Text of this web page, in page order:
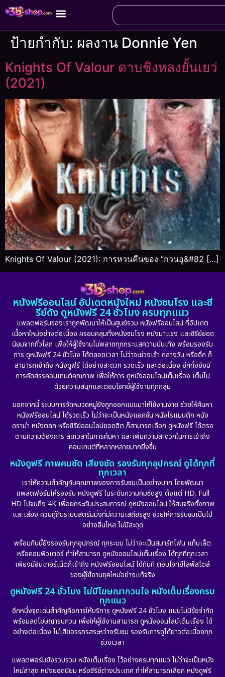
ป้ายกำกับ: ผลงาน Donnie Yen
Knights Of Valour ดาบชิงหลงยั้นเยว่
(2021)
Knights Of Valour (2021): การหวนคืนของ “กวนอู&#82 […]
หนังฟรีออนไลน์ อัปเดตหนังใหม่ หนังชนโรง และซี
รีย์ดัง ดูหนังฟรี 24 ชั่วโมง ครบทุกแนว
แพลตฟอร์มของเราถูกพัฒนาให้เป็นศูนย์รวม หนังฟรีออนไลน์ ที่อัปเดต
เนื้อหาใหม่อย่างต่อเนื่อง ครอบคลุมทั้งหนังชนโรง หนังมาแรง และซีรีย์ยอด
นิยมจากทั่วโลก เพื่อให้ผู้ใช้งานไม่พลาดทุกกระแสความบันเทิง พร้อมรองรับ
การ ดูหนังฟรี 24 ชั่วโมง ได้ตลอดเวลา ไม่ว่าจะช่วงเช้า กลางวัน หรือดึก ก็
สามารถเข้าถึง หนังดูฟรี ได้อย่างสะดวก รวดเร็ว และต่อเนื่อง อีกทั้งยังมี
การคัดสรรคอนเทนต์คุณภาพ เพื่อให้การ ดูหนังออนไลน์เต็มเรื่อง เต็มไป
ด้วยความสนุกและตอบโจทย์ผู้ใช้งานทุกกลุ่ม
นอกจากนี้ ระบบการจัดหมวดหมู่ยังถูกออกแบบมาให้ใช้งานง่าย ช่วยให้ค้นหา
หนังฟรีออนไลน์ ได้รวดเร็ว ไม่ว่าจะเป็นหนังแอคชั่น หนังโรแมนติก หนัง
ดราม่า หนังตลก หรือซีรีย์ออนไลน์ยอดฮิต ก็สามารถเลือก ดูหนังฟรี ได้ตรง
ตามความต้องการ ลดเวลาในการค้นหา และเพิ่มความสะดวกในการเข้าถึง
คอนเทนต์ที่หลากหลายมากยิ่งขึ้น
หนังดูฟรี ภาพคมชัด เสียงชัด รองรับทุกอุปกรณ์ ดูได้ทุกที่
ทุกเวลา
เราให้ความสำคัญกับคุณภาพของการรับชมเป็นอย่างมาก โดยพัฒนา
แพลตฟอร์มให้รองรับ หนังดูฟรี ในระดับความคมชัดสูง ตั้งแต่ HD, Full
HD ไปจนถึง 4K เพื่อยกระดับประสบการณ์ ดูหนังออนไลน์ ให้สมจริงทั้งภาพ
และเสียง ควบคู่กับระบบสตรีมมิ่งที่มีความเสถียรสูง ช่วยให้การรับชมเป็นไป
อย่างลื่นไหล ไม่มีสะดุด
พร้อมกันนี้ยังรองรับทุกอุปกรณ์ ทุกระบบ ไม่ว่าจะเป็นสมาร์ทโฟน แท็บเล็ต
หรือคอมพิวเตอร์ ทำให้สามารถ ดูหนังออนไลน์เต็มเรื่อง ได้ทุกที่ทุกเวลา
เพียงมีอินเทอร์เน็ตก็เข้าถึง หนังฟรีออนไลน์ ได้ทันที ตอบโจทย์ไลฟ์สไตล์
ของผู้ใช้งานยุคใหม่อย่างแท้จริง
ดูหนังฟรี 24 ชั่วโมง ไม่มีโฆษณากวนใจ หนังเต็มเรื่องครบ
ทุกแนว
อีกหนึ่งจุดเด่นสำคัญคือการให้บริการ ดูหนังฟรี 24 ชั่วโมง แบบไม่มีข้อจำกัด
พร้อมลดโฆษณารบกวน เพื่อให้ผู้ใช้งานสามารถ ดูหนังออนไลน์เต็มเรื่อง ได้
อย่างต่อเนื่อง ไม่เสียอรรถรสระหว่างรับชม รองรับการดูได้ยาวต่อเนื่องทุก
ช่วงเวลา
แพลตฟอร์มยังรวบรวม หนังเต็มเรื่อง ไว้อย่างครบทุกแนว ไม่ว่าจะเป็นหนัง
ใหม่ล่าสุด หนังยอดนิยม หรือซีรีย์ต่างประเทศ ทำให้สามารถเลือก หนังดูฟรี